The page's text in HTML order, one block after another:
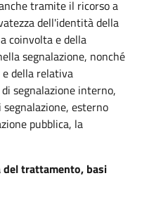
tramite il ricorso a
dell'identità della
coinvolta e della
segnalazione, nonché
della relativa
segnalazione interno,
esterno
pubblica, la
trattamento, basi